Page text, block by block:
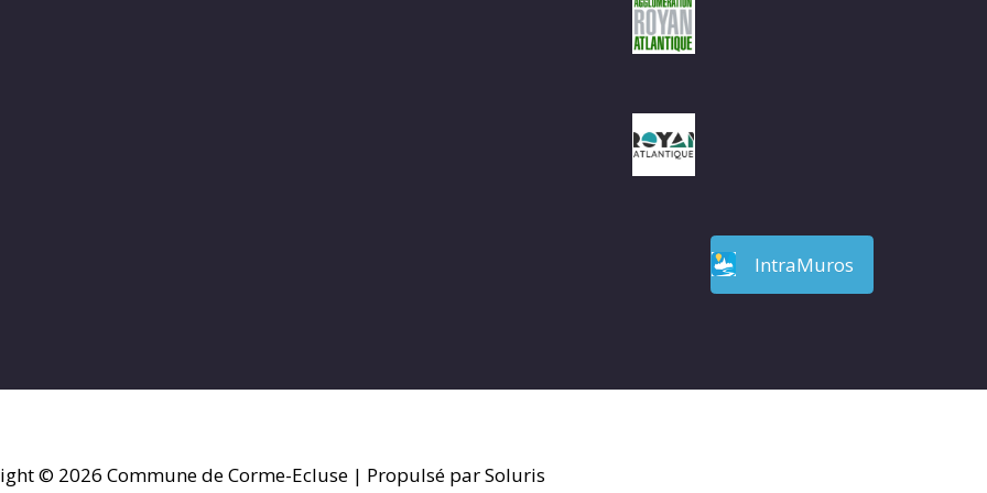
IntraMuros
© 2026 Commune de Corme-Ecluse | Propulsé par Soluris